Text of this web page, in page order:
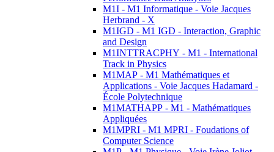
M1I - M1 Informatique - Voie Jacques
Herbrand - X
M1IGD - M1 IGD - Interaction, Graphic
and Design
M1INTTRACPHY - M1 - International
Track in Physics
M1MAP - M1 Mathématiques et
Applications - Voie Jacques Hadamard -
École Polytechnique
M1MATHAPP - M1 - Mathématiques
Appliquées
M1MPRI - M1 MPRI - Foudations of
Computer Science